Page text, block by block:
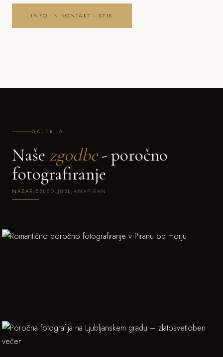
INFO IN KONTAKT - STIK
GALERIJA
Naše zgodbe- poročno
fotografiranje
NAZARJE BLEDLJUBLJANAPIRAN